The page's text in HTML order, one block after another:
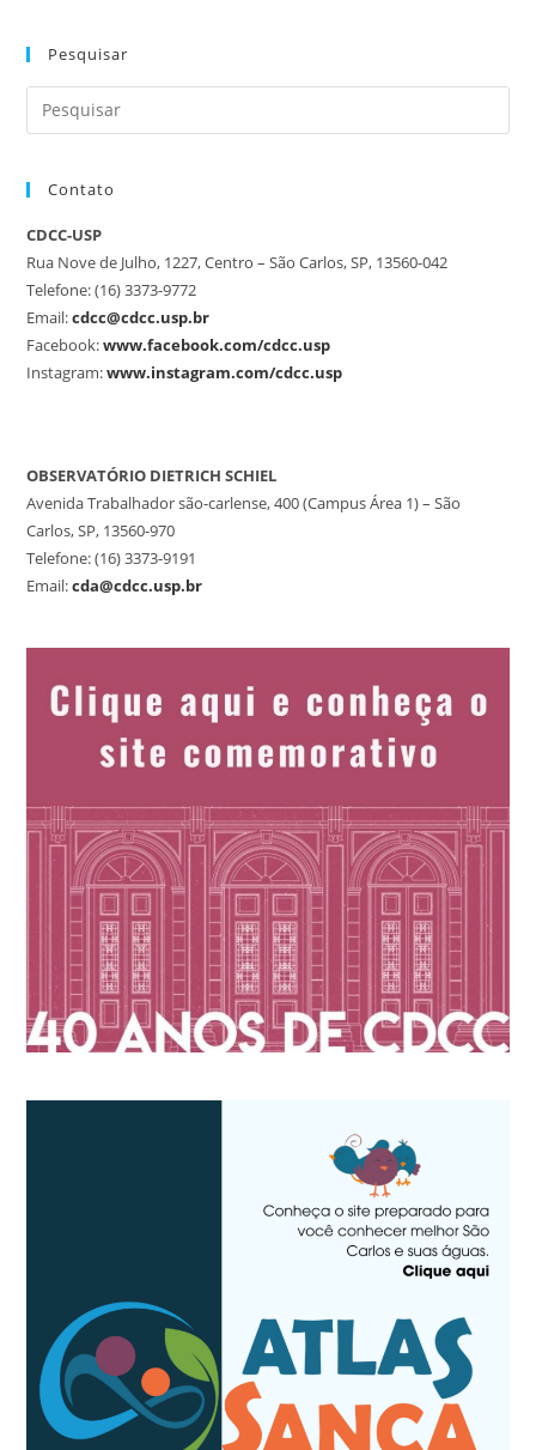
Pesquisar
Contato
CDCC-USP
Rua Nove de Julho, 1227, Centro – São Carlos, SP, 13560-042
Telefone: (16) 3373-9772
Email:cdcc@cdcc.usp.br
Facebook:www.facebook.com/cdcc.usp
Instagram:www.instagram.com/cdcc.usp
OBSERVATÓRIO DIETRICH SCHIEL
Avenida Trabalhador são-carlense, 400 (Campus Área 1) – São
Carlos, SP, 13560-970
Telefone: (16) 3373-9191
Email:cda@cdcc.usp.br